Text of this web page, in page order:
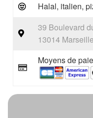
Halal, italien,
39 Boulevard
13014 Marseille
Moyens de